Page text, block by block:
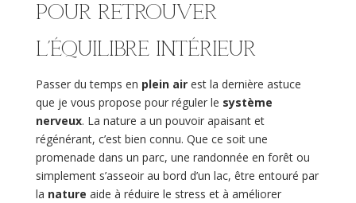
pour retrouver
l’Équilibre intérieur
Passer du temps en plein airest la dernière astuce
que je vous propose pour réguler le système
nerveux. La nature a un pouvoir apaisant et
régénérant, c’est bien connu. Que ce soit une
promenade dans un parc, une randonnée en forêt ou
simplement s’asseoir au bord d’un lac, être entouré par
la nature aide à réduire le stress et à améliorer